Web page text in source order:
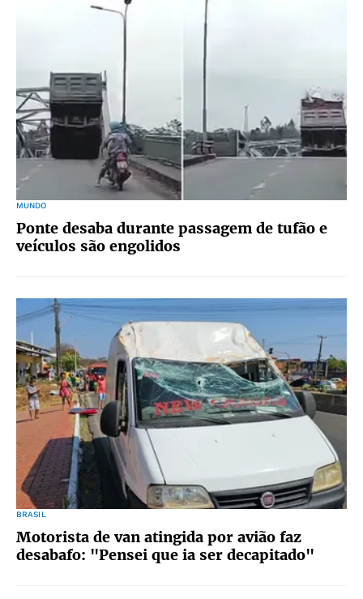
MUNDO
Ponte desaba durante passagem de tufão e
veículos são engolidos
BRASIL
Motorista de van atingida por avião faz
desabafo: "Pensei que ia ser decapitado"